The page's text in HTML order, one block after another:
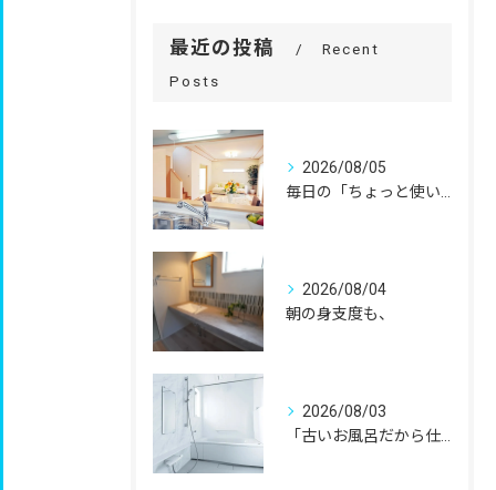
最近の投稿
Recent
Posts
2026/08/05
2026/08/04
朝の身支度も、
2026/08/03